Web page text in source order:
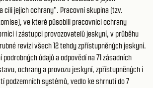
cíli jejich ochrany". Pracovní skupina (tzv.
ve které působili pracovníci ochrany
i zástupci provozovatelů jeskyní, v průběhu
revizi všech 12 tehdy zpřístupněných jeskyní.
podrobných údajů a odpovědí na 71 zásadních
ochrany a provozu jeskyní, zpřístupněných i
podzemních systémů, vedlo ke shrnutí do 7